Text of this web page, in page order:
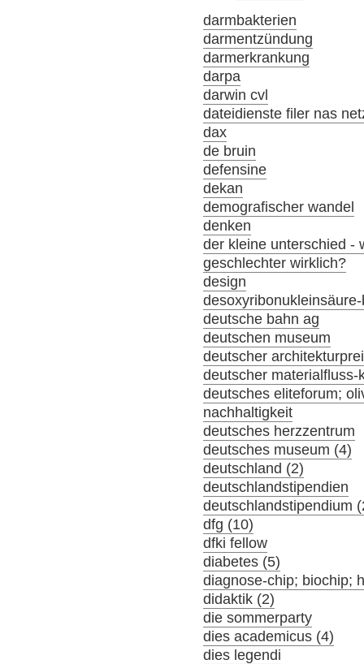
darmbakterien
darmentzündung
darmerkrankung
darpa
darwin cvl
dateidienste filer nas
dax
de bruin
defensine
dekan
demografischer wandel
denken
der kleine unterschied -
geschlechter wirklich?
design
deutsche bahn ag
deutschen museum
deutscher
deutscher materialfluss-
deutsches eliteforum;
nachhaltigkeit
deutsches herzzentrum
deutsches museum (4)
deutschland (2)
deutschlandstipendien
deutschlandstipendium
dfg (10)
dfki fellow
diabetes (5)
diagnose-chip; biochip;
didaktik (2)
die sommerparty
dies academicus (4)
dies legendi